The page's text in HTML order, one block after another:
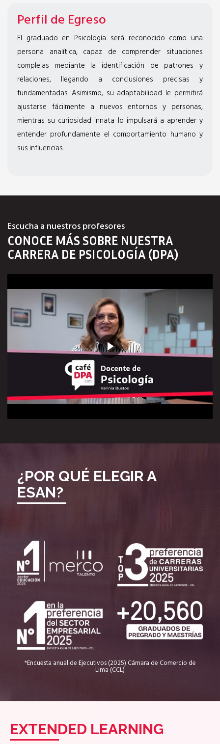
Perfil de Egreso
El graduado en Psicología será reconocido como una
persona analítica, capaz de comprender situaciones
complejas mediante la identificación de patrones y
relaciones, llegando a conclusiones precisas y
fundamentadas. Asimismo, su adaptabilidad le permitirá
ajustarse fácilmente a nuevos entornos y personas,
mientras su curiosidad innata lo impulsará a aprender y
entender profundamente el comportamiento humano y
sus influencias.
Escucha a nuestros profesores
CONOCE MÁS SOBRE NUESTRA
CARRERA DE PSICOLOGÍA (DPA)
¿POR QUÉ ELEGIR A
ESAN?
*Encuesta anual de Ejecutivos (2025) Cámara de Comercio de
Lima (CCL)
EXTENDED LEARNING